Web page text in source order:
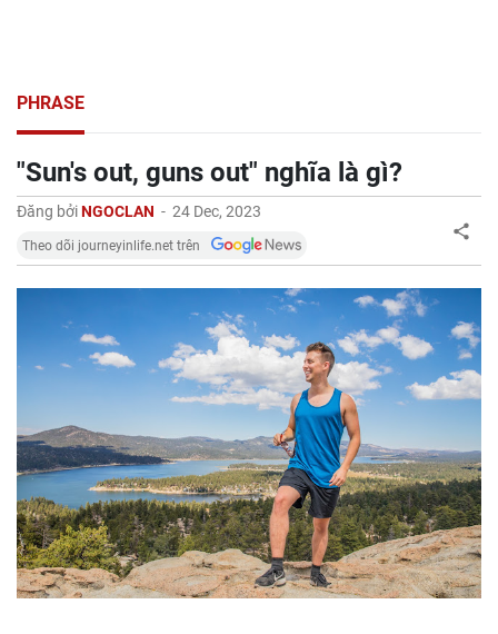
PHRASE
"Sun's out, guns out" nghĩa là gì?
Đăng bởiNGOCLAN - 24 Dec, 2023
Theo dõi journeyinlife.net trên